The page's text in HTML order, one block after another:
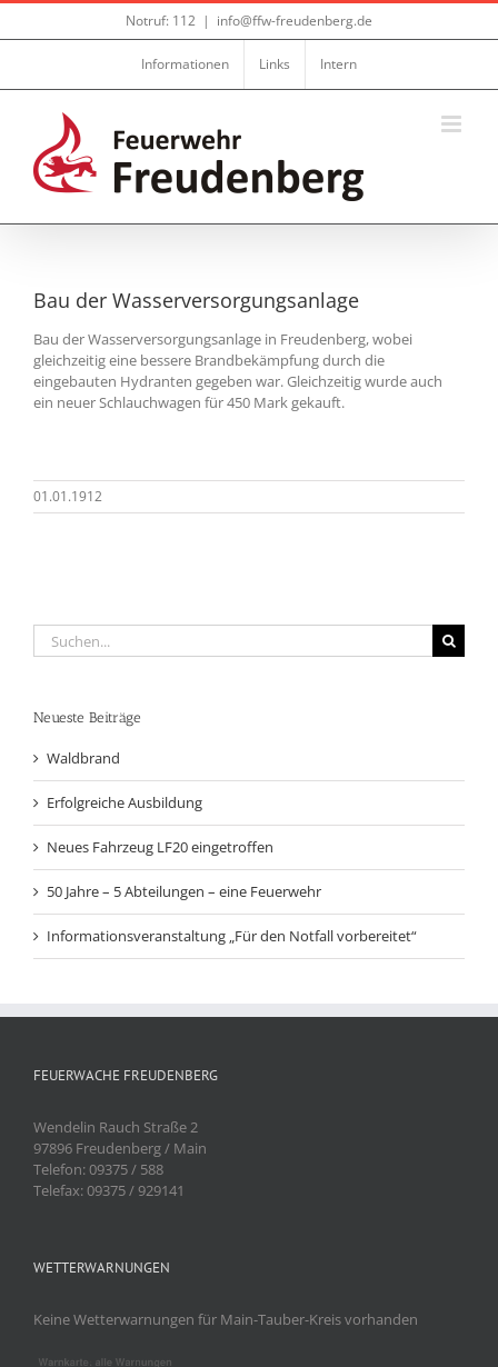
Zum
Notruf: 112 | info@ffw-freudenberg.de
Informationen Links Intern
Bau der Wasserversorgungsanlage
Bau der Wasserversorgungsanlage in Freudenberg, wobei
gleichzeitig eine bessere Brandbekämpfung durch die
eingebauten Hydranten gegeben war. Gleichzeitig wurde auch
ein neuer Schlauchwagen für 450 Mark gekauft.
01.01.1912
Suche
nach:
Neueste Beiträge
Waldbrand
Erfolgreiche Ausbildung
Neues Fahrzeug LF20 eingetroffen
50 Jahre – 5 Abteilungen – eine Feuerwehr
Informationsveranstaltung „Für den Notfall vorbereitet“
FEUERWACHE FREUDENBERG
Wendelin Rauch Straße 2
97896 Freudenberg / Main
Telefon: 09375 / 588
Telefax: 09375 / 929141
WETTERWARNUNGEN
Keine Wetterwarnungen für Main-Tauber-Kreis vorhanden